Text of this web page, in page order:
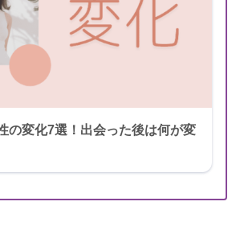
の変化7選！出会った後は何が変